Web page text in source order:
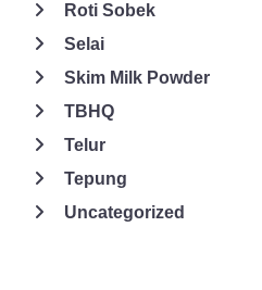
Roti Sobek
Selai
Skim Milk Powder
TBHQ
Telur
Tepung
Uncategorized